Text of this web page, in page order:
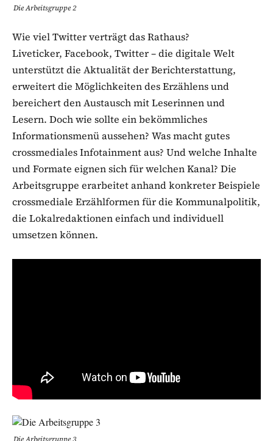
Die Arbeitsgruppe 2
Wie viel Twitter verträgt das Rathaus?
Liveticker, Facebook, Twitter – die digitale Welt
unterstützt die Aktualität der Berichterstattung,
erweitert die Möglichkeiten des Erzählens und
bereichert den Austausch mit Leserinnen und
Lesern. Doch wie sollte ein bekömmliches
Informationsmenü aussehen? Was macht gutes
crossmediales Infotainment aus? Und welche Inhalte
und Formate eignen sich für welchen Kanal? Die
Arbeitsgruppe erarbeitet anhand konkreter Beispiele
crossmediale Erzählformen für die Kommunalpolitik,
die Lokalredaktionen einfach und individuell
umsetzen können.
Die Arbeitsgruppe 3